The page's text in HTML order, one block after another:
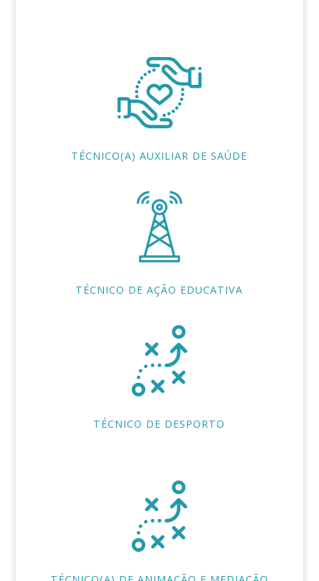
TÉCNICO(A) AUXILIAR DE SAÚDE
TÉCNICO DE AÇÃO EDUCATIVA
TÉCNICO DE DESPORTO